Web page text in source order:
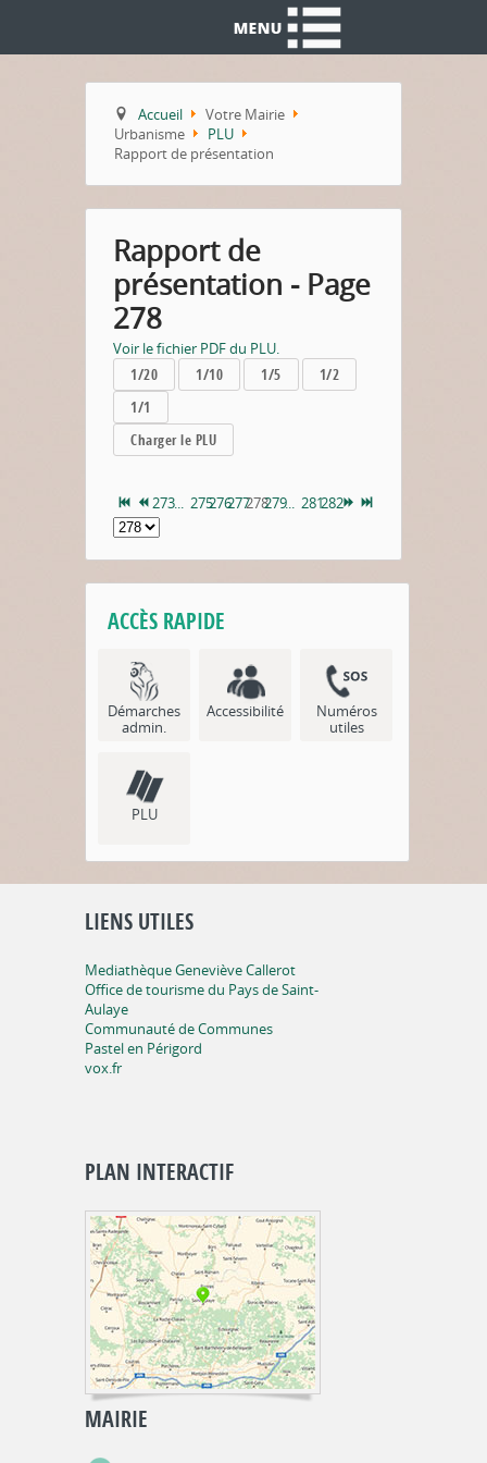
Accueil
Votre Mairie
Urbanisme
PLU
Rapport de présentation
Rapport de
présentation - Page
278
Voir le fichier PDF du PLU.
1/20
1/10 1/5
1/2
1/1
Charger le PLU
273... 275276277278279... 281282
ACCÈS RAPIDE
Démarches
admin.
Accessibilité
Numéros
utiles
PLU
LIENS UTILES
Mediathèque Geneviève Callerot
Office de tourisme du Pays de Saint-
Aulaye
Communauté de Communes
Pastel en Périgord
vox.fr
PLAN INTERACTIF
MAIRIE